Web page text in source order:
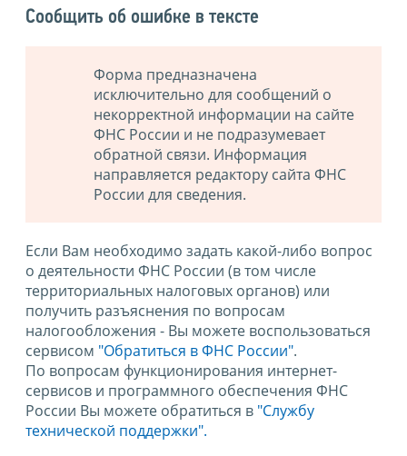
Сообщить об ошибке в тексте
Форма предназначена
исключительно для сообщений о
некорректной информации на сайте
ФНС России и не подразумевает
обратной связи. Информация
направляется редактору сайта ФНС
России для сведения.
Если Вам необходимо задать какой-либо вопрос
о деятельности ФНС России (в том числе
территориальных налоговых органов) или
получить разъяснения по вопросам
налогообложения - Вы можете воспользоваться
сервисом "Обратиться в ФНС России".
По вопросам функционирования интернет-
сервисов и программного обеспечения ФНС
России Вы можете обратиться в "Службу
технической поддержки".